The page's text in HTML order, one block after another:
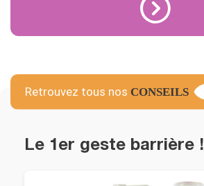
Le 1er geste barrière !